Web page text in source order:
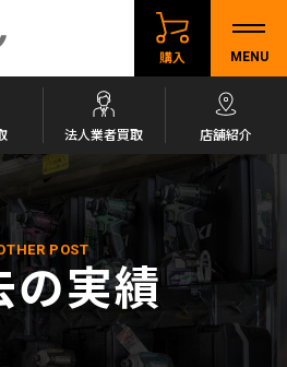
購入 MENU
法人業者買取 店舗紹介
POST
の実績